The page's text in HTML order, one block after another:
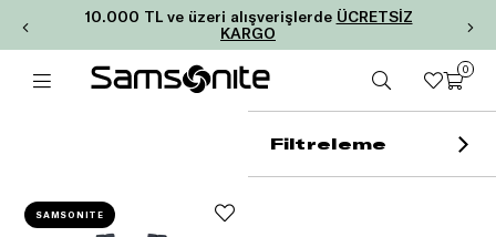
10.000 TL ve üzeri alışverişlerde ÜCRETSİZ
KARGO
0
Filtreleme
SAMSONITE